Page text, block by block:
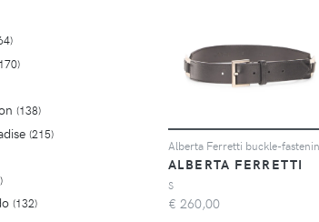
ALBERTA FERRETTI
S
€ 260,00
(138)
(215)
(132)